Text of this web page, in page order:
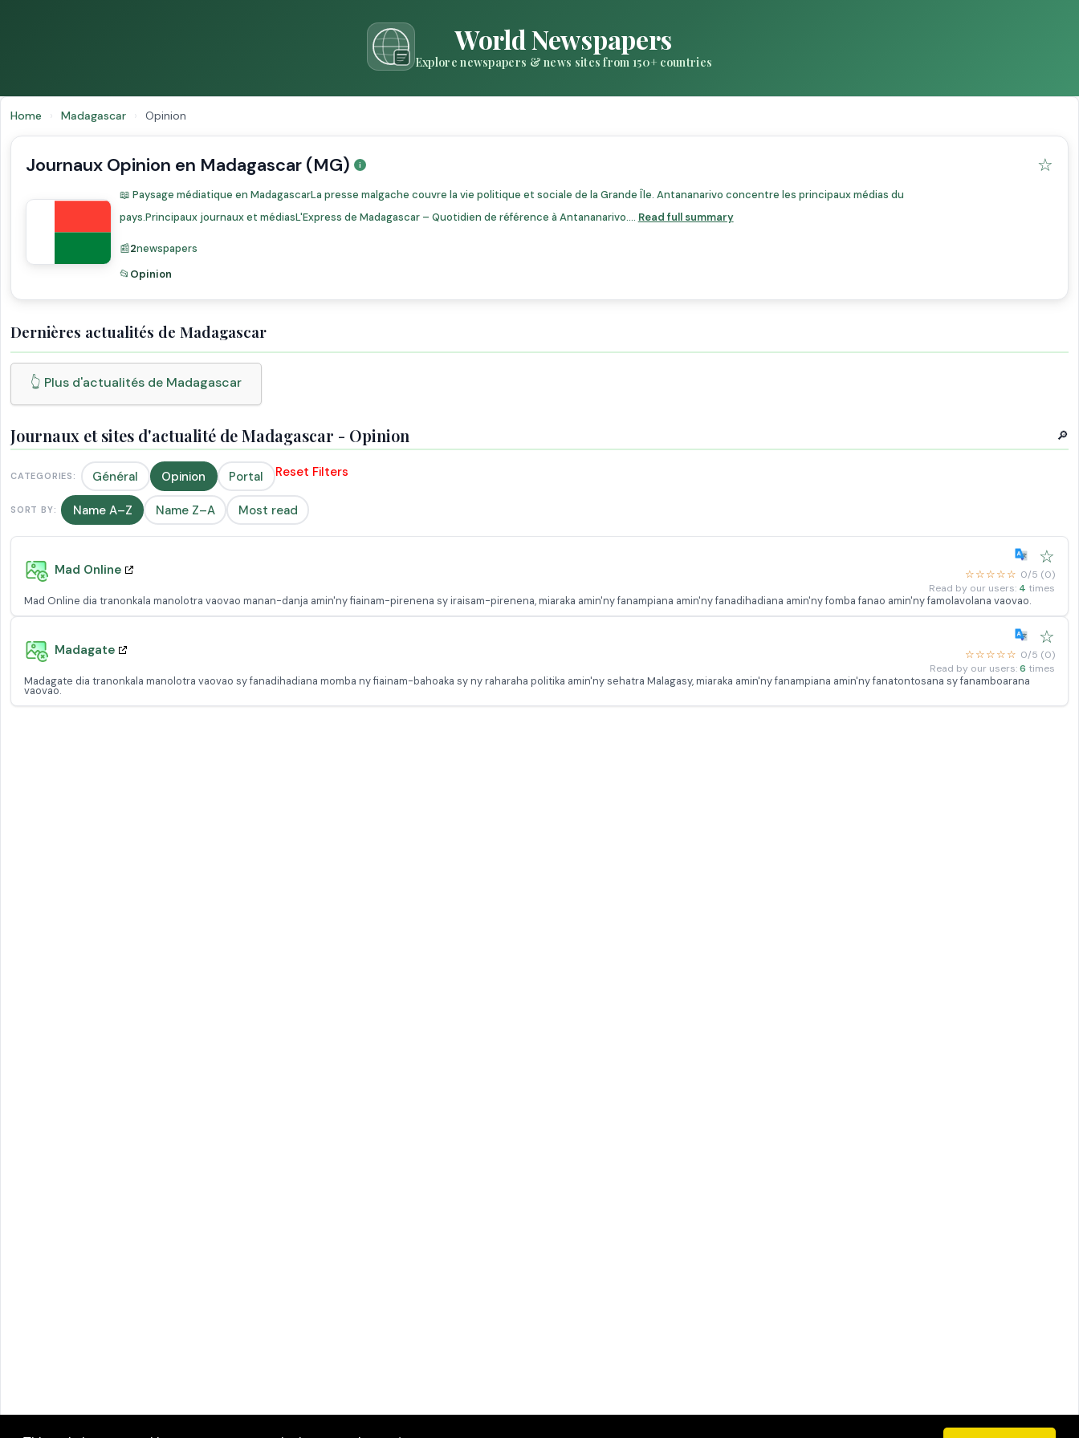
World Newspapers
Explore newspapers & news sites from 150+ countries
Home › Madagascar › Opinion
Journaux Opinion en Madagascar (MG) ☆
📖 Paysage médiatique en MadagascarLa presse malgache couvre la vie politique et sociale de la Grande Île. Antananarivo concentre les principaux médias du
pays.Principaux journaux et médiasL'Express de Madagascar – Quotidien de référence à Antananarivo.... Read full summary
📰2newspapers
📂 Opinion
Dernières actualités de Madagascar
👆 Plus d'actualités de Madagascar
Journaux et sites d'actualité de Madagascar - Opinion 🔎
CATEGORIES: Général Opinion Portal Reset Filters
SORT BY: Name A–Z Name Z–A Most read
Mad Online
☆
☆☆☆☆☆ 0/5 (0)
Read by our users: 4 times
Mad Online dia tranonkala manolotra vaovao manan-danja amin'ny fiainam-pirenena sy iraisam-pirenena, miaraka amin'ny fanampiana amin'ny fanadihadiana amin'ny fomba fanao amin'ny famolavolana vaovao.
Madagate
☆
☆☆☆☆☆ 0/5 (0)
Read by our users:6 times
Madagate dia tranonkala manolotra vaovao sy fanadihadiana momba ny fiainam-bahoaka sy ny raharaha politika amin'ny sehatra Malagasy, miaraka amin'ny fanampiana amin'ny fanatontosana sy fanamboarana
vaovao.